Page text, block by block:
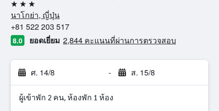
3 ดาว
นาโกย่า, ญี่ปุ่น
+81 522 203 517
8.0 ยอดเยี่ยม 2,844 คะแนนที่ผ่านการตรวจสอบ
ศ. 14/8 - ส. 15/8
ผู้เข้าพัก 2 คน, ห้องพัก 1 ห้อง